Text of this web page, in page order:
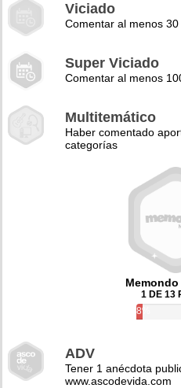
Viciado
Comentar al menos
Super Viciado
Comentar al menos
Multitemático
Haber comentado
categorías
1 DE 13
8%
ADV
Tener 1 anécdota
www.ascodevida.com